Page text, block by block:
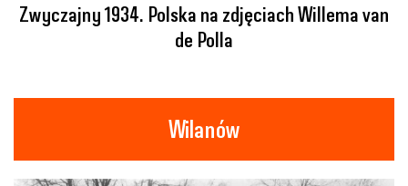
Zwyczajny 1934. Polska na zdjęciach Willema van
de Polla
Wilanów